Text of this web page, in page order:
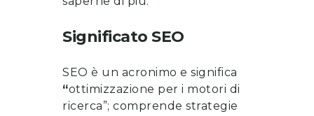
Significato SEO
SEO è un acronimo e significa
“ottimizzazione per i motori di
ricerca”; comprende strategie